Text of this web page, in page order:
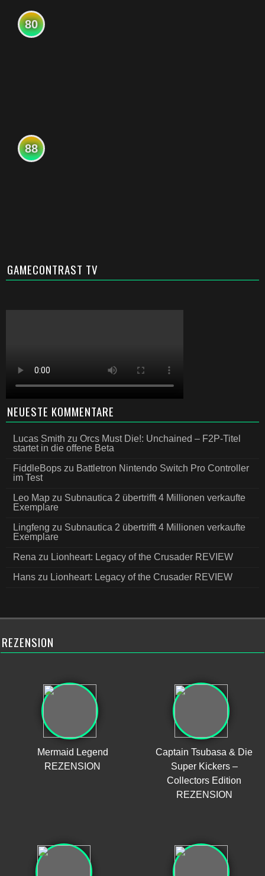
80
88
GAMECONTRAST TV
NEUESTE KOMMENTARE
Lucas Smith zu Orcs Must Die!: Unchained – F2P-Titel
startet in die offene Beta
FiddleBops zu Battletron Nintendo Switch Pro Controller
im Test
Leo Map zu Subnautica 2 übertrifft 4 Millionen verkaufte
Exemplare
Lingfeng zu Subnautica 2 übertrifft 4 Millionen verkaufte
Exemplare
Rena zu Lionheart: Legacy of the Crusader REVIEW
Hans zu Lionheart: Legacy of the Crusader REVIEW
REZENSION
Mermaid Legend
REZENSION
Captain Tsubasa & Die
Super Kickers –
Collectors Edition
REZENSION